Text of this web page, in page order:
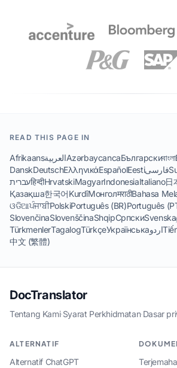
READ THIS PAGE IN
AfrikaansالعربيةAzərbaycancaБългарскиবাংলা
DanskDeutschΕλληνικάEspañolEestiفارسی
עבריתहिन्दीHrvatskiMagyarIndonesiaItaliano日
Қазақша한국어KurdîМонголमराठीBahasa
ଓଡିଆਪੰਜਾਬੀPolskiPortuguês (BR)Português
SlovenčinaSlovenščinaShqipСрпскиSvenska
TürkmenlerTagalogTürkçeУкраїнськаاردو
中文 (繁體)
DocTranslator
Tentang Kami·Syarat Perkhidmatan·Dasar
ALTERNATIF
Alternatif ChatGPT